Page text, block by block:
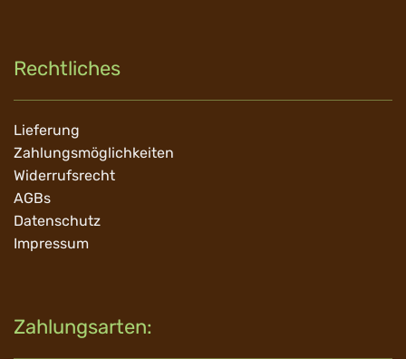
Rechtliches
Navigation
überspringen
Lieferung
Zahlungsmöglichkeiten
Widerrufsrecht
AGBs
Datenschutz
Impressum
Zahlungsarten: